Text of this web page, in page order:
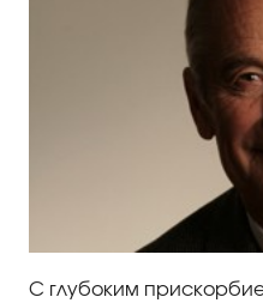
С глубоким